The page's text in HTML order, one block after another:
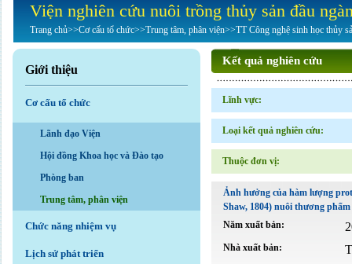
Viện nghiên cứu nuôi trồng thủy sản đầu
Trang chủ>>Cơ cấu tổ chức>>Trung tâm, phân viện>>TT Công nghệ sinh học thủy
Giới thiệu
Cơ cấu tổ chức
Lãnh đạo Viện
Hội đồng Khoa học và Đào tạo
Phòng ban
Trung tâm, phân viện
Chức năng nhiệm vụ
Lịch sử phát triển
Kết quả nghiên cứu
Lĩnh vực:
Loại kết quả nghiên cứu:
Thuộc đơn vị:
Ảnh hưởng của hàm lượng
Shaw, 1804) nuôi thương phẩm
Năm xuất bản:
Nhà xuất bản: